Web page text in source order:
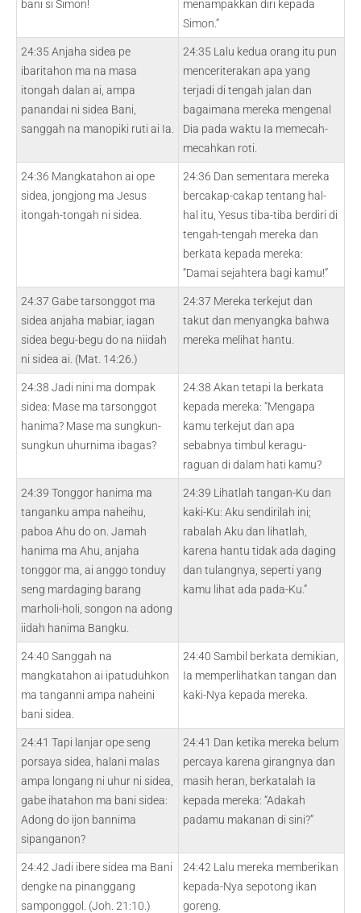
bani si Simon!
menampakkan diri kepada
Simon.”
24:35 Anjaha sidea pe
ibaritahon ma na masa
itongah dalan ai, ampa
panandai ni sidea Bani,
sanggah na manopiki ruti ai Ia.
24:35 Lalu kedua orang itu pun
menceriterakan apa yang
terjadi di tengah jalan dan
bagaimana mereka mengenal
Dia pada waktu Ia memecah-
mecahkan roti.
24:36 Mangkatahon ai ope
sidea, jongjong ma Jesus
itongah-tongah ni sidea.
24:36 Dan sementara mereka
bercakap-cakap tentang hal-
hal itu, Yesus tiba-tiba berdiri di
tengah-tengah mereka dan
berkata kepada mereka:
“Damai sejahtera bagi kamu!”
24:37 Gabe tarsonggot ma
sidea anjaha mabiar, iagan
sidea begu-begu do na niidah
ni sidea ai. (Mat. 14:26.)
24:37 Mereka terkejut dan
takut dan menyangka bahwa
mereka melihat hantu.
24:38 Jadi nini ma dompak
sidea: Mase ma tarsonggot
hanima? Mase ma sungkun-
sungkun uhurnima ibagas?
24:38 Akan tetapi Ia berkata
kepada mereka: “Mengapa
kamu terkejut dan apa
sebabnya timbul keragu-
raguan di dalam hati kamu?
24:39 Tonggor hanima ma
tanganku ampa naheihu,
paboa Ahu do on. Jamah
hanima ma Ahu, anjaha
tonggor ma, ai anggo tonduy
seng mardaging barang
marholi-holi, songon na adong
iidah hanima Bangku.
24:39 Lihatlah tangan-Ku dan
kaki-Ku: Aku sendirilah ini;
rabalah Aku dan lihatlah,
karena hantu tidak ada daging
dan tulangnya, seperti yang
kamu lihat ada pada-Ku.”
24:40 Sanggah na
mangkatahon ai ipatuduhkon
ma tanganni ampa naheini
bani sidea.
24:40 Sambil berkata demikian,
Ia memperlihatkan tangan dan
kaki-Nya kepada mereka.
24:41 Tapi lanjar ope seng
porsaya sidea, halani malas
ampa longang ni uhur ni sidea,
gabe ihatahon ma bani sidea:
Adong do ijon bannima
sipanganon?
24:41 Dan ketika mereka belum
percaya karena girangnya dan
masih heran, berkatalah Ia
kepada mereka: “Adakah
padamu makanan di sini?”
24:42 Jadi ibere sidea ma Bani
dengke na pinanggang
samponggol. (Joh. 21:10.)
24:42 Lalu mereka memberikan
kepada-Nya sepotong ikan
goreng.